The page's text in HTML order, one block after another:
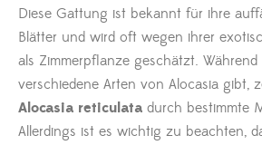
Diese Gattung ist bekannt für ihre
Blätter und wird oft wegen ihrer
als Zimmerpflanze geschätzt. Während
verschiedene Arten von Alocasia gibt,
Alocasia reticulata durch bestimmte
Allerdings ist es wichtig zu beachten,